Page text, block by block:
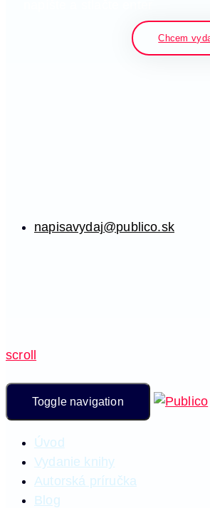
Chcem
napisavydaj@publico.sk
scroll
Toggle navigation
Úvod
Vydanie knihy
Autorská príručka
Blog